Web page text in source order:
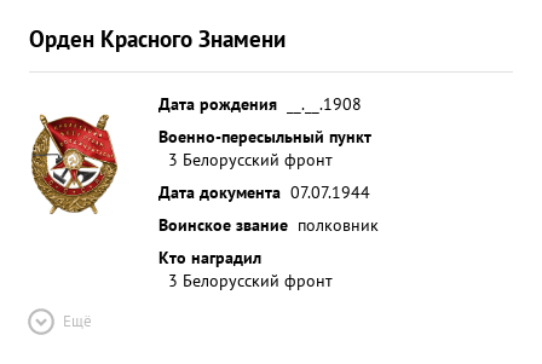
линии. ...»
Орден Красного Знамени
Дата рождения
__.__.1908
Военно-пересыльный пункт
3 Белорусский фронт
Дата документа 07.07.1944
Воинское звание полковник
Кто наградил
3 Белорусский фронт
Ещё